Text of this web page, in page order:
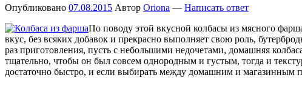
Опубликовано 07.08.2015 Автор Oriona — Написать ответ
По поводу этой вкусной колбасы из мясного
вкус, без всяких добавок и прекрасно выполняет свою роль,
раз приготовления, пусть с небольшими недочетами, домашняя
тщательно, чтобы он был совсем однородным и густым, тогда и
достаточно быстро, и если выбирать между домашним и магазинным